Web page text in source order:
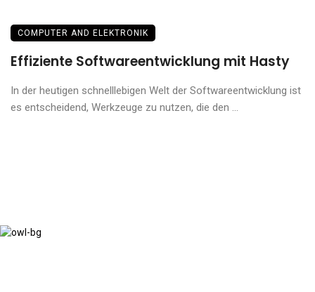
COMPUTER AND ELEKTRONIK
Effiziente Softwareentwicklung mit Hasty
In der heutigen schnelllebigen Welt der Softwareentwicklung ist
es entscheidend, Werkzeuge zu nutzen, die den ...